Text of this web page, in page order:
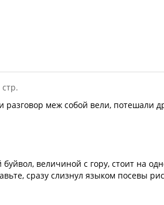
стр.
меж собой вели, потешали
величиной с гору, стоит на
сразу слизнул языком посевы